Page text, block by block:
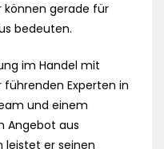
können gerade für
bedeuten.
im Handel mit
führenden Experten in
und einem
Angebot aus
leistet er seinen